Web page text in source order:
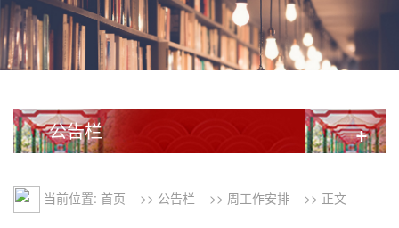
公告栏 +
当前位置: 首页 >> 公告栏 >> 周工作安排 >> 正文